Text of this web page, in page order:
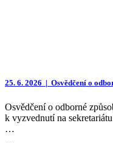
25. 6. 2026 | Osvědčení o
Osvědčení o odborné
k vyzvednutí na
…